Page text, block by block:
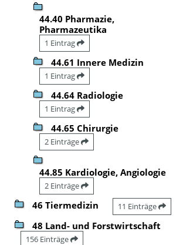
44.40 Pharmazie,
Pharmazeutika
1 Eintrag
44.61 Innere Medizin
1 Eintrag
44.64 Radiologie
1 Eintrag
44.65 Chirurgie
2 Einträge
44.85 Kardiologie, Angiologie
2 Einträge
46 Tiermedizin 11 Einträge
48 Land- und Forstwirtschaft
156 Einträge